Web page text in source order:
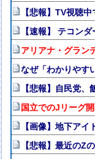
【悲報】TV視聴
【速報】 テコン
アリアナ・グラン
なぜ「わかりやす
【悲報】自民党
国立でのJリーグ
【画像】地下ア
【悲報】最近のZ